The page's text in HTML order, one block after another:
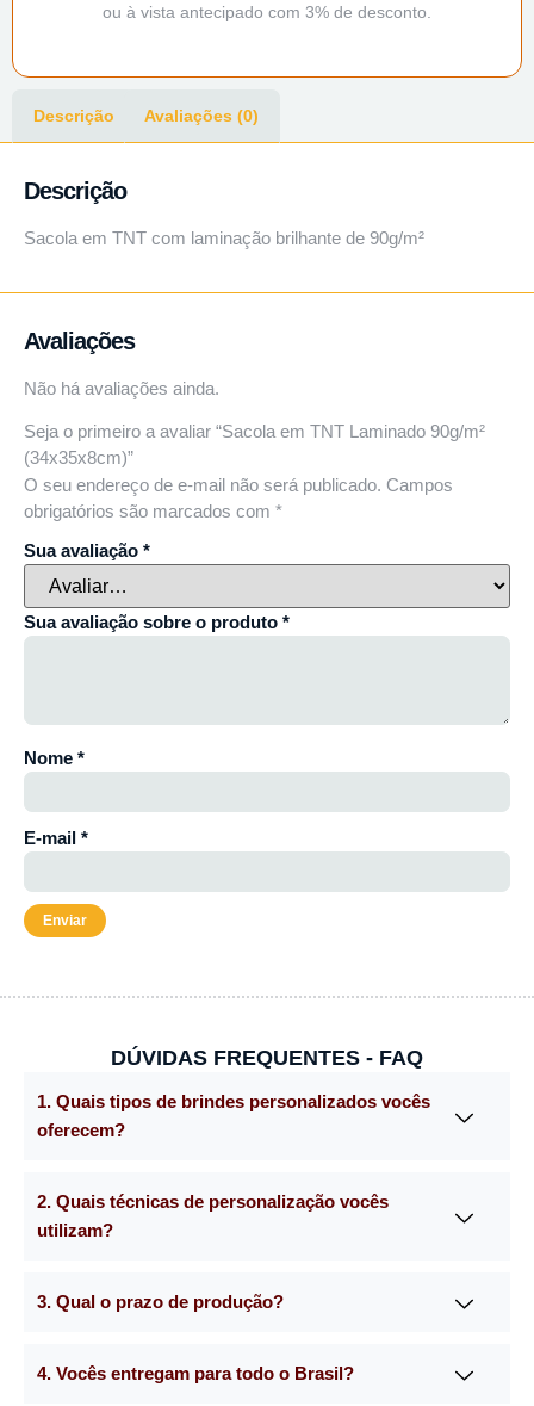
ou à vista antecipado com 3% de desconto.
Descrição Avaliações (0)
Descrição
Sacola em TNT com laminação brilhante de 90g/m²
Avaliações
Não há avaliações ainda.
Seja o primeiro a avaliar “Sacola em TNT Laminado 90g/m²
(34x35x8cm)”
O seu endereço de e-mail não será publicado. Campos
obrigatórios são marcados com *
Sua avaliação *
Sua avaliação sobre o produto *
Nome *
E-mail *
DÚVIDAS FREQUENTES - FAQ
1. Quais tipos de brindes personalizados vocês
oferecem?
2. Quais técnicas de personalização vocês
utilizam?
3. Qual o prazo de produção?
4. Vocês entregam para todo o Brasil?